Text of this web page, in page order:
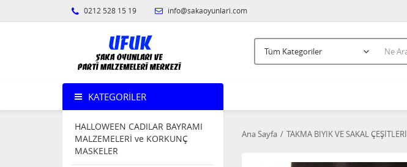
0212 528 15 19 info@sakaoyunlari.com
KATEGORILER
HALLOWEEN CADILAR BAYRAMI
MALZEMELERİ ve KORKUNÇ
MASKELER
Ana Sayfa TAKMA BIYIK VE SAKAL ÇEŞİTLERİ